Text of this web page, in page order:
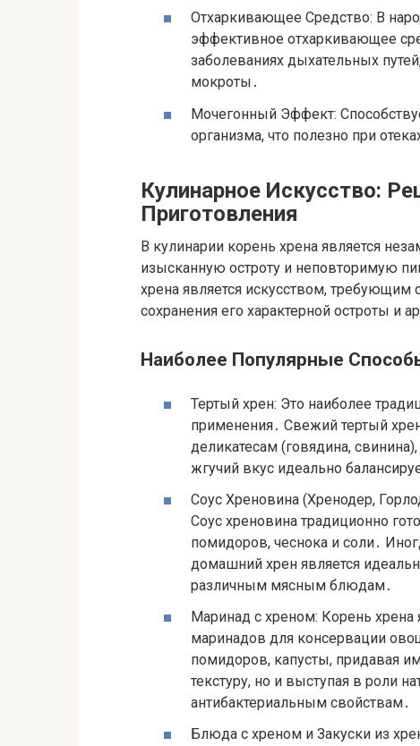
Отхаркивающее Средство: В
эффективное отхаркивающее
заболеваниях дыхательных
мокроты․
Мочегонный Эффект:
организма, что полезно при
Кулинарное Искусство:
Приготовления
В кулинарии корень хрена является
изысканную остроту и неповторимую
хрена является искусством,
сохранения его характерной остроты и
Наиболее Популярные
Тертый хрен: Это наиболее
применения․ Свежий тертый
деликатесам (говядина,
жгучий вкус идеально
Соус Хреновина (Хренодер,
Соус хреновина традиционно
помидоров, чеснока и соли․
домашний хрен является
различным мясным блюдам․
Маринад с хреном: Корень
маринадов для консервации
помидоров, капусты, придавая
текстуру, но и выступая в роли
антибактериальным свойствам․
Блюда с хреном и Закуски из